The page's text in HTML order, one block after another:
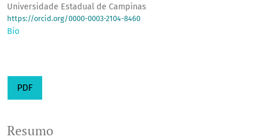
Universidade Estadual de Campinas
https://orcid.org/0000-0003-2104-8460
Bio
PDF
Resumo